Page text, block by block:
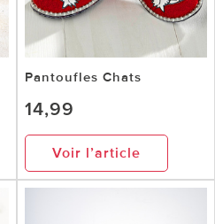
Pantoufles Chats
14,99
Voir l’article